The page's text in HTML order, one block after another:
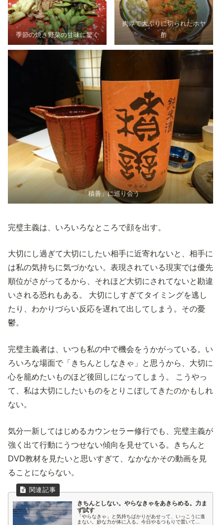
季節の焼き野菜の甘味に驚く
肉厚で大ぶりに切られたホヤ
酢
「積善」に巡り会う
完璧主義は、いろいろなところで顔を出す。
大切にし過ぎて大切にしたい相手に近寄れないと、相手に
は私の気持ちに気づかない。表現されている現実では優先
順位がさがってるから、それほど大切にされてないと勘違
いされる恐れもある。 大切にしすぎてタイミングを逃し
たり、わかりづらい反応を遅れて出してしまう。その憂
鬱。
完璧主義者は、いつも私の中で機会をうかがっている。い
ろいろな場面で「きちんとしなきゃ」と思うから、大切に
心を籠めたいものほど後回しになってしまう。 こうやっ
て、私は大切にしたいものをとりこぼしてきたのかもしれ
ない。
気分一新してはじめるカウンセラー修行でも、完璧主義が
強く出て行動にうつせない傾向を見せている。きちんと
DVD教材を見たいと思いすぎて、なかなかその動画を見
ることにならない。
きちんとしない。やらなきゃをあきらめる。力ま
ず試す
「やらなきゃ」と気持ちばかりがあせって、いっこうに進
まない。妙な力が体に入る。今日やるつもりで置いて...